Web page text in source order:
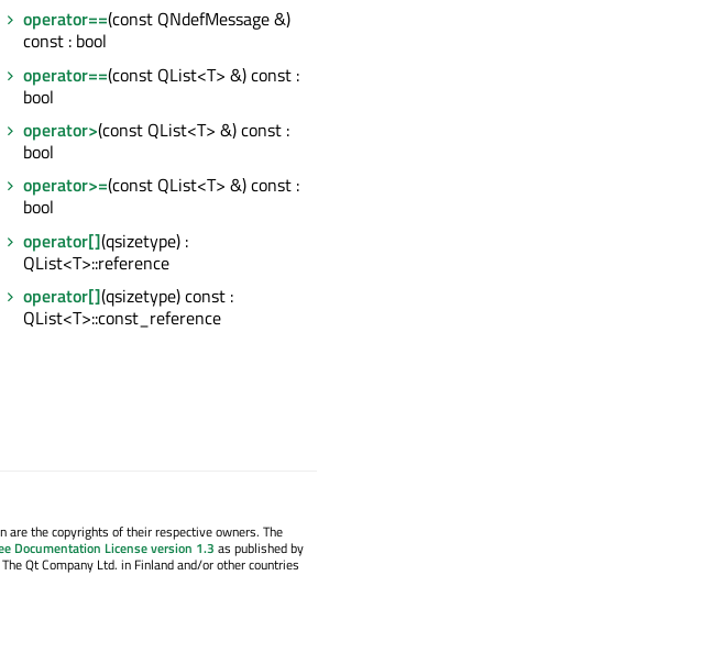
operator==(const QNdefMessage &)
const : bool
operator==(const QList<T> &) const :
bool
operator>(const QList<T> &) const :
bool
operator>=(const QList<T> &) const :
bool
operator[](qsizetype) :
QList<T>::reference
operator[](qsizetype) const :
QList<T>::const_reference
are the copyrights of their respective owners. The
Documentation License version 1.3 as published by
Qt Company Ltd. in Finland and/or other countries